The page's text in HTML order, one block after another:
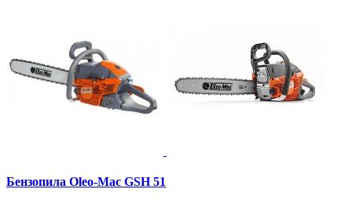
Бензопила Oleo-Mac GSH 51